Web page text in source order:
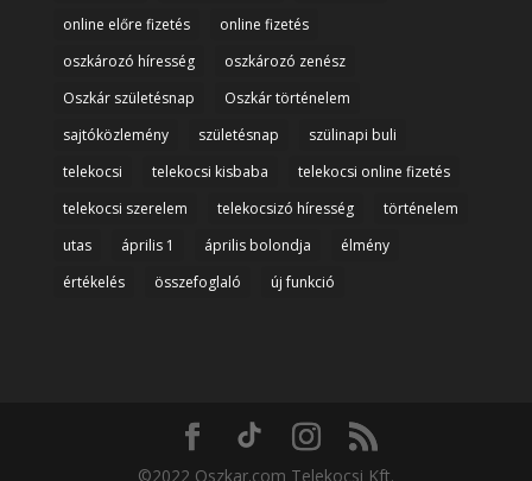
online előre fizetés
online fizetés
oszkározó híresség
oszkározó zenész
Oszkár születésnap
Oszkár történelem
sajtóközlemény
születésnap
szülinapi buli
telekocsi
telekocsi kisbaba
telekocsi online fizetés
telekocsi szerelem
telekocsizó híresség
történelem
utas
április 1 április bolondja
élmény
értékelés
összefoglaló új funkció
©2022 Oszkar.com Telekocsi Kft.